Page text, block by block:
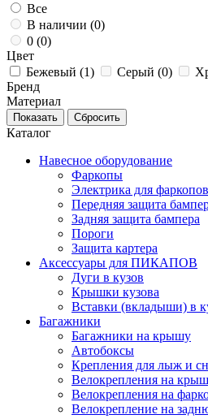
Все
В наличии (0)
0 (0)
Цвет
Бежевый (1) Серый (0)
Бренд
Материал
Каталог
Навесное оборудование
Фаркопы
Электрика для фаркопов
Передняя защита
Задняя защита бампера
Пороги
Защита картера
Аксессуары для ПИКАПОВ
Дуги в кузов
Крышки кузова
Вставки (вкладыши) в
Багажники
Багажники на крышу
Автобоксы
Крепления для лыж и
Велокрепления на
Велокрепления на
Велокрепление на